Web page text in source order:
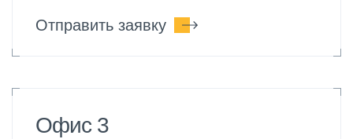
Отправить заявку
Офис 3